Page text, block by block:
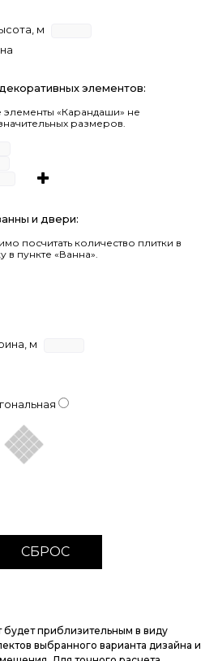
м
элементов:
«Карандаши» не
размеров.
и двери:
посчитать количество плитки в
в пункте «Ванна».
м
приблизительным в виду
выбранного варианта дизайна и